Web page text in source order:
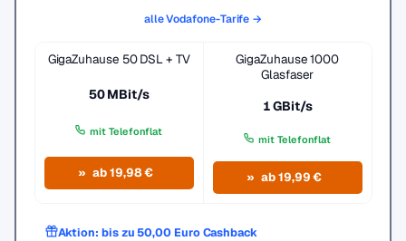
alle Vodafone-Tarife →
GigaZuhause 50 DSL + TV
50 MBit/s
mit Telefonflat
ab 19,98 €
GigaZuhause 1000
Glasfaser
1 GBit/s
mit Telefonflat
ab 19,99 €
Aktion: bis zu 50,00 Euro Cashback